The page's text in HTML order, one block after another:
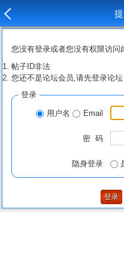
您没有登录或者您没有权限访问
帖子ID非法
您还不是论坛会员,请先登录论坛
登录
用户名 Email
密 码
隐身登录